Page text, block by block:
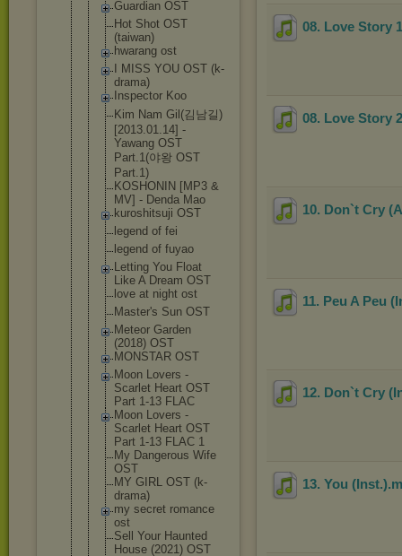
Guardian OST
Hot Shot OST
(taiwan)
hwarang ost
I MISS YOU OST (k-
drama)
Inspector Koo
Kim Nam Gil(김남길)
[2013.01.14] -
Yawang OST
Part.1(야왕 OST
Part.1)
KOSHONIN [MP3 &
MV] - Denda Mao
kuroshitsuji OST
legend of fei
legend of fuyao
Letting You Float
Like A Dream OST
love at night ost
Master's Sun OST
Meteor Garden
(2018) OST
MONSTAR OST
Moon Lovers -
Scarlet Heart OST
Part 1-13 FLAC
Moon Lovers -
Scarlet Heart OST
Part 1-13 FLAC 1
My Dangerous Wife
OST
MY GIRL OST (k-
drama)
my secret romance
ost
Sell Your Haunted
House (2021) OST
08. Love Story
08. Love Story
10. Don`t Cry
11. Peu A Peu
12. Don`t Cry
13. You (Inst.)